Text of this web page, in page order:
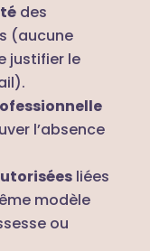
des
(aucune
justifier le
l’absence
liées
modèle
ou